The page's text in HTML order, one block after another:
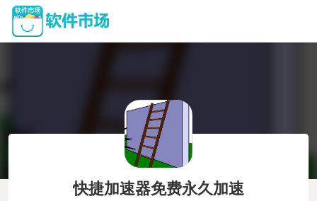
快捷加速器免费永久加速